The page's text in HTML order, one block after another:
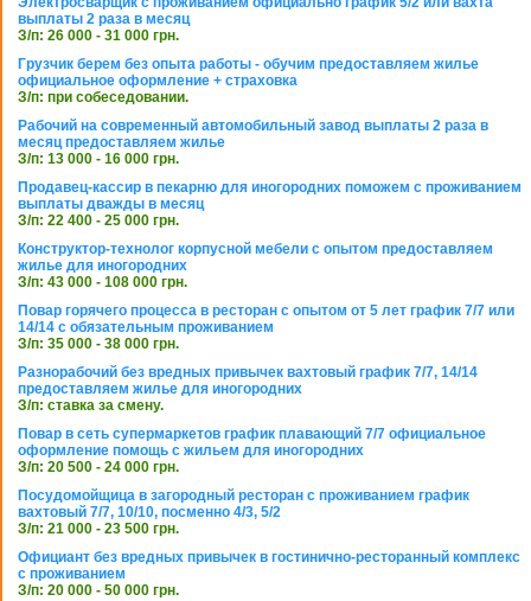
выплаты 2 раза в месяц
З/п: 26 000 - 31 000 грн.
Грузчик берем без опыта работы - обучим предоставляем жилье
официальное оформление + страховка
З/п: при собеседовании.
Рабочий на современный автомобильный завод выплаты 2 раза в
месяц предоставляем жилье
З/п: 13 000 - 16 000 грн.
Продавец-кассир в пекарню для иногородних поможем с проживанием
выплаты дважды в месяц
З/п: 22 400 - 25 000 грн.
Конструктор-технолог корпусной мебели с опытом предоставляем
жилье для иногородних
З/п: 43 000 - 108 000 грн.
Повар горячего процесса в ресторан с опытом от 5 лет график 7/7 или
14/14 с обязательным проживанием
З/п: 35 000 - 38 000 грн.
Разнорабочий без вредных привычек вахтовый график 7/7, 14/14
предоставляем жилье для иногородних
З/п: ставка за смену.
Повар в сеть супермаркетов график плавающий 7/7 официальное
оформление помощь с жильем для иногородних
З/п: 20 500 - 24 000 грн.
Посудомойщица в загородный ресторан с проживанием график
вахтовый 7/7, 10/10, посменно 4/3, 5/2
З/п: 21 000 - 23 500 грн.
Официант без вредных привычек в гостинично-ресторанный комплекс
с проживанием
З/п: 20 000 - 50 000 грн.